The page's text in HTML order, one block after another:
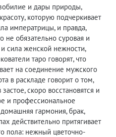
и дары природы,
которую подчеркивает
императрицы, и правда,
не обязательно суровая и
сила женской нежности,
таро говорят, что
на соединение мужского
в раскладе говорит о том,
скоро восстановятся и
и профессиональное
гармония, брак,
действительно притягивает
пола: нежный цветочно-